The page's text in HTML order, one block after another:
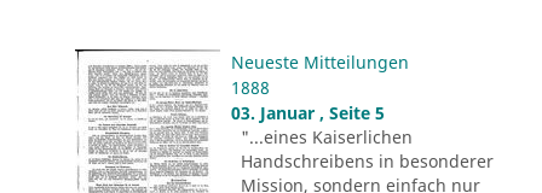
Neueste Mitteilungen
1888
03. Januar , Seite 5
"...eines Kaiserlichen
Handschreibens in besonderer
Mission, sondern einfach nur